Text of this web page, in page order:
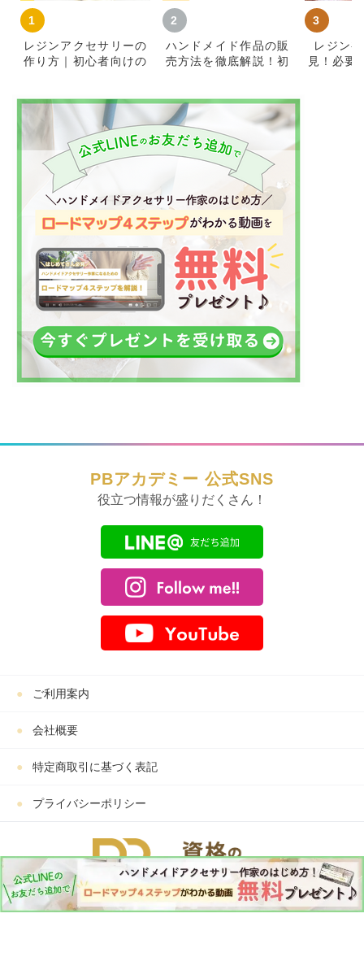
レジンアクセサリーの
作り方｜初心者向けの
ハンドメイド作品の販
売方法を徹底解説！初
レジン
見！必要
PBアカデミー 公式SNS
役立つ情報が盛りだくさん！
ご利用案内
会社概要
特定商取引に基づく表記
プライバシーポリシー